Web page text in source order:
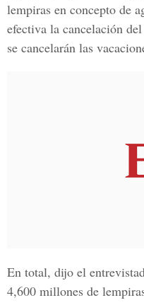
lempiras en concepto de
efectiva la cancelación
se cancelarán las
En total, dijo el
4,600 millones de